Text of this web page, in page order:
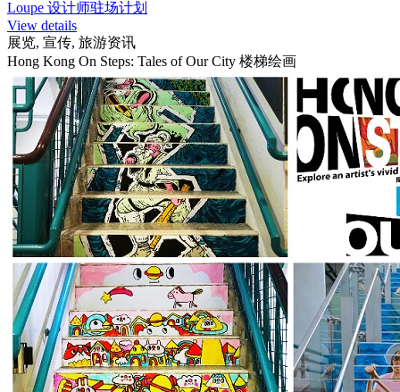
Loupe 设计师驻场计划
View details
展览, 宣传, 旅游资讯
Hong Kong On Steps: Tales of Our City 楼梯绘画